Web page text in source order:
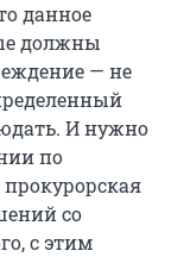
данное
должны
— не
И нужно
по
со
с этим